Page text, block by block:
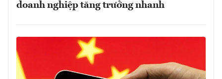
doanh nghiệp tăng trưởng nhanh